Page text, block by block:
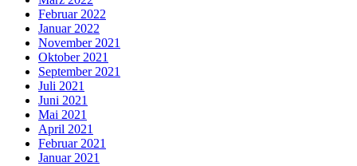
Februar 2022
Januar 2022
November 2021
Oktober 2021
September 2021
Juli 2021
Juni 2021
Mai 2021
April 2021
Februar 2021
Januar 2021